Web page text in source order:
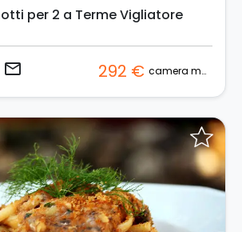
per 2 a Terme Vigliatore
email 292 € camera matrimoniale